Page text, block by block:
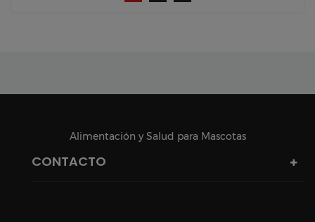
Alimentación y Salud para Mascotas
CONTACTO